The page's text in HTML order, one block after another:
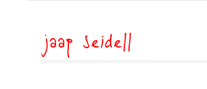
jaap seidell